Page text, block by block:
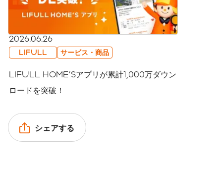
2026.06.26
LIFULL サービス・商品
LIFULL HOME'Sアプリが累計1,000万ダウン
ロードを突破！
シェアする